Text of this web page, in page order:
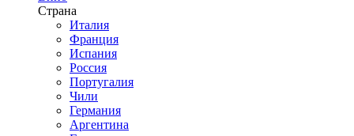
Страна
Италия
Франция
Испания
Россия
Португалия
Чили
Германия
Аргентина